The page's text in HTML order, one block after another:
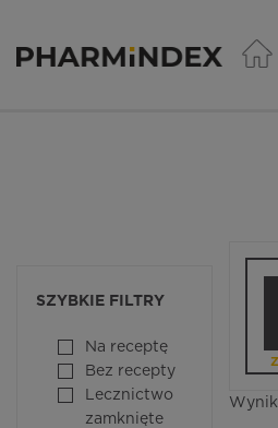
Pharmindex
SZYBKIE FILTRY
Na receptę
Bez recepty
Lecznictwo
zamknięte